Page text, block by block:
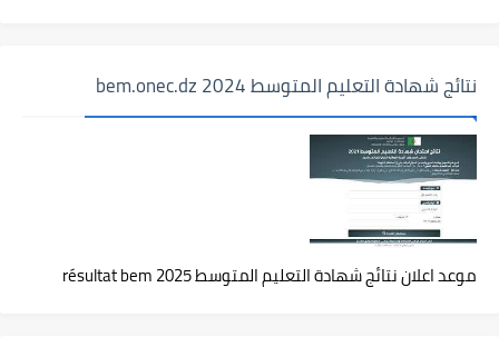
نتائج شهادة التعليم المتوسط 2024 bem.onec.dz
موعد اعلان نتائج شهادة التعليم المتوسط 2025 résultat bem